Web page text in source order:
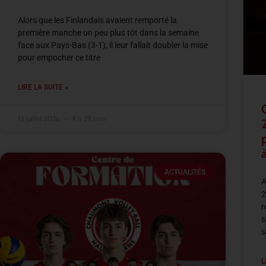
Alors que les Finlandais avaient remporté la
première manche un peu plus tôt dans la semaine
face aux Pays-Bas (3-1), il leur fallait doubler la mise
pour empocher ce titre
LIRE LA SUITE »
ACTUALITÉS